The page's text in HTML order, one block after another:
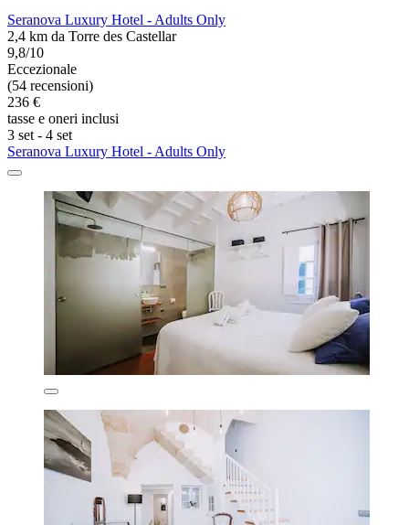
Seranova Luxury Hotel - Adults Only
2,4 km da Torre des Castellar
9,8/10
Eccezionale
(54 recensioni)
236 €
tasse e oneri inclusi
3 set - 4 set
Seranova Luxury Hotel - Adults Only